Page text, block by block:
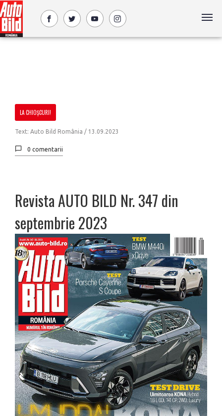
LA CHIOȘCURI!
Text: Auto Bild România / 13.09.2023
0 comentarii
Revista AUTO BILD Nr. 347 din
septembrie 2023